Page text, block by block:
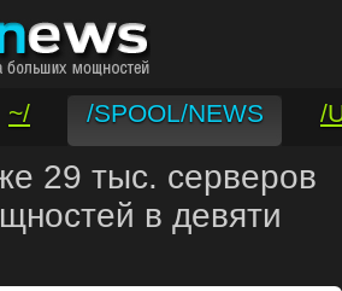
~/ /SPOOL/NEWS
/
29 тыс. серверов
в девяти